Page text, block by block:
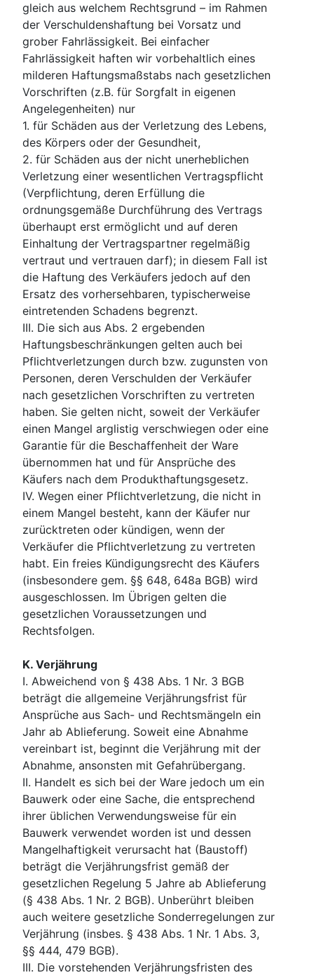
gleich aus welchem Rechtsgrund – im Rahmen
der Verschuldenshaftung bei Vorsatz und
grober Fahrlässigkeit. Bei einfacher
Fahrlässigkeit haften wir vorbehaltlich eines
milderen Haftungsmaßstabs nach gesetzlichen
Vorschriften (z.B. für Sorgfalt in eigenen
Angelegenheiten) nur
1. für Schäden aus der Verletzung des Lebens,
des Körpers oder der Gesundheit,
2. für Schäden aus der nicht unerheblichen
Verletzung einer wesentlichen Vertragspflicht
(Verpflichtung, deren Erfüllung die
ordnungsgemäße Durchführung des Vertrags
überhaupt erst ermöglicht und auf deren
Einhaltung der Vertragspartner regelmäßig
vertraut und vertrauen darf); in diesem Fall ist
die Haftung des Verkäufers jedoch auf den
Ersatz des vorhersehbaren, typischerweise
eintretenden Schadens begrenzt.
III. Die sich aus Abs. 2 ergebenden
Haftungsbeschränkungen gelten auch bei
Pflichtverletzungen durch bzw. zugunsten von
Personen, deren Verschulden der Verkäufer
nach gesetzlichen Vorschriften zu vertreten
haben. Sie gelten nicht, soweit der Verkäufer
einen Mangel arglistig verschwiegen oder eine
Garantie für die Beschaffenheit der Ware
übernommen hat und für Ansprüche des
Käufers nach dem Produkthaftungsgesetz.
IV. Wegen einer Pflichtverletzung, die nicht in
einem Mangel besteht, kann der Käufer nur
zurücktreten oder kündigen, wenn der
Verkäufer die Pflichtverletzung zu vertreten
habt. Ein freies Kündigungsrecht des Käufers
(insbesondere gem. §§ 648, 648a BGB) wird
ausgeschlossen. Im Übrigen gelten die
gesetzlichen Voraussetzungen und
Rechtsfolgen.
K. Verjährung
I. Abweichend von § 438 Abs. 1 Nr. 3 BGB
beträgt die allgemeine Verjährungsfrist für
Ansprüche aus Sach- und Rechtsmängeln ein
Jahr ab Ablieferung. Soweit eine Abnahme
vereinbart ist, beginnt die Verjährung mit der
Abnahme, ansonsten mit Gefahrübergang.
II. Handelt es sich bei der Ware jedoch um ein
Bauwerk oder eine Sache, die entsprechend
ihrer üblichen Verwendungsweise für ein
Bauwerk verwendet worden ist und dessen
Mangelhaftigkeit verursacht hat (Baustoff)
beträgt die Verjährungsfrist gemäß der
gesetzlichen Regelung 5 Jahre ab Ablieferung
(§ 438 Abs. 1 Nr. 2 BGB). Unberührt bleiben
auch weitere gesetzliche Sonderregelungen zur
Verjährung (insbes. § 438 Abs. 1 Nr. 1 Abs. 3,
§§ 444, 479 BGB).
III. Die vorstehenden Verjährungsfristen des